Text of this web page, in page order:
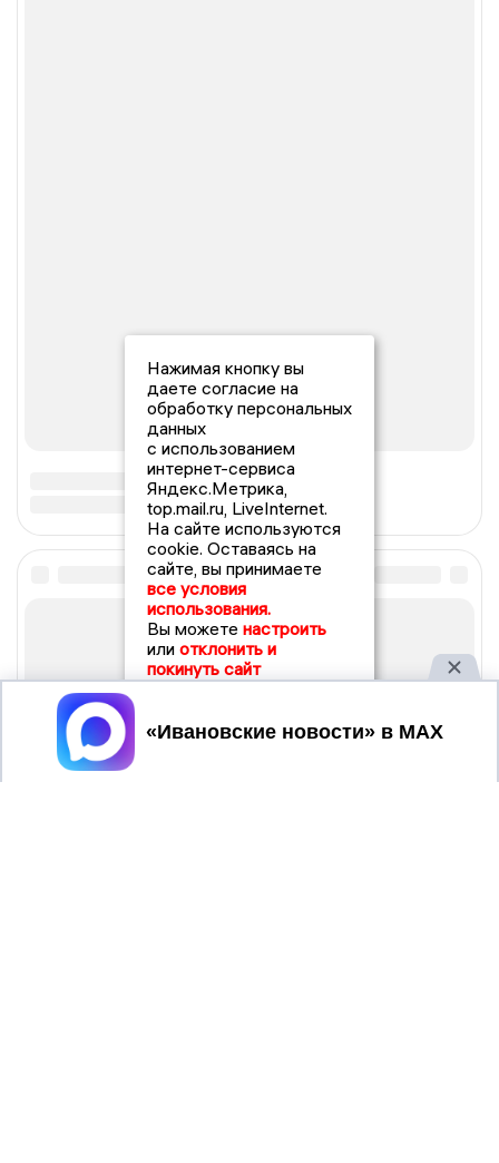
Нажимая кнопку вы
даете согласие на
обработку персональных
данных
с использованием
интернет-сервиса
Яндекс.Метрика,
top.mail.ru, LiveInternet.
На сайте используются
cookie. Оставаясь на
сайте, вы принимаете
все условия
использования.
Вы можете настроить
или отклонить и
покинуть сайт
Принять